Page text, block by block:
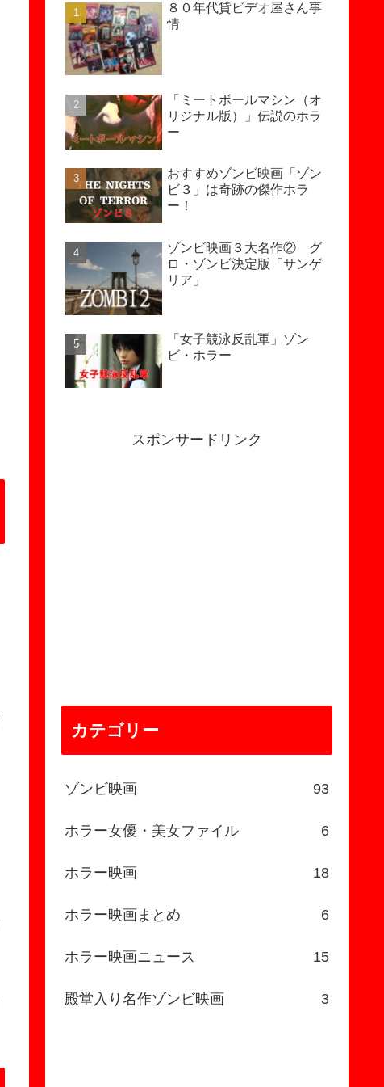
８０年代貸ビデオ屋さん事
情
「ミートボールマシン（オ
リジナル版）」伝説のホラ
ー
おすすめゾンビ映画「ゾン
ビ３」は奇跡の傑作ホラ
ー！
ゾンビ映画３大名作② グ
ロ・ゾンビ決定版「サンゲ
リア」
「女子競泳反乱軍」ゾン
ビ・ホラー
スポンサードリンク
カテゴリー
ゾンビ映画 93
ホラー女優・美女ファイル 6
ホラー映画 18
ホラー映画まとめ 6
ホラー映画ニュース 15
殿堂入り名作ゾンビ映画 3